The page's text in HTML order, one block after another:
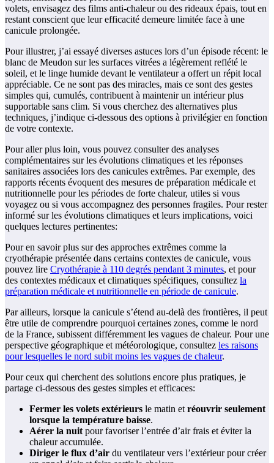
volets, envisagez des films anti-chaleur ou des rideaux épais, tout en
restant conscient que leur efficacité demeure limitée face à une
canicule prolongée.
Pour illustrer, j’ai essayé diverses astuces lors d’un épisode récent: le
blanc de Meudon sur les surfaces vitrées a légèrement reflété le
soleil, et le linge humide devant le ventilateur a offert un répit local
appréciable. Ce ne sont pas des miracles, mais ce sont des gestes
simples qui, cumulés, contribuent à maintenir un intérieur plus
supportable sans clim. Si vous cherchez des alternatives plus
techniques, j’indique ci-dessous des options à privilégier en fonction
de votre contexte.
Pour aller plus loin, vous pouvez consulter des analyses
complémentaires sur les évolutions climatiques et les réponses
sanitaires associées lors des canicules extrêmes. Par exemple, des
rapports récents évoquent des mesures de préparation médicale et
nutritionnelle pour les périodes de forte chaleur, utiles si vous
voyagez ou si vous accompagnez des personnes fragiles. Pour rester
informé sur les évolutions climatiques et leurs implications, voici
quelques lectures pertinentes:
Pour en savoir plus sur des approches extrêmes comme la
cryothérapie présentée dans certains contextes de canicule, vous
pouvez lire Cryothérapie à 110 degrés pendant 3 minutes, et pour
des contextes médicaux et climatiques spécifiques, consultez la
préparation médicale et nutritionnelle en période de canicule.
Par ailleurs, lorsque la canicule s’étend au-delà des frontières, il peut
être utile de comprendre pourquoi certaines zones, comme le nord
de la France, subissent différemment les vagues de chaleur. Pour une
perspective géographique et météorologique, consultez les raisons
pour lesquelles le nord subit moins les vagues de chaleur.
Pour ceux qui cherchent des solutions encore plus pratiques, je
partage ci-dessous des gestes simples et efficaces:
Fermer les volets extérieurs le matin et réouvrir seulement
lorsque la température baisse.
Aérer la nuit pour favoriser l’entrée d’air frais et éviter la
chaleur accumulée.
Diriger le flux d’air du ventilateur vers l’extérieur pour créer